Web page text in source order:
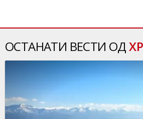
ОСТАНАТИ ВЕСТИ ОД